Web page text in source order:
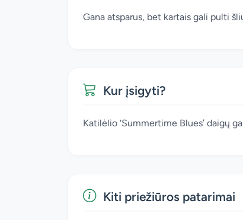
Gana atsparus, bet kartais gali pulti
Kur įsigyti?
Katilėlio ‘Summertime Blues’ daigų
Kiti priežiūros patarimai